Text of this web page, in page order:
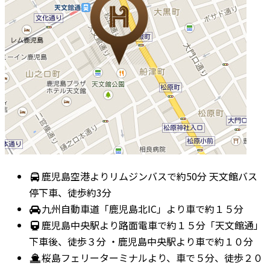
鹿児島空港よりリムジンバスで約50分 天文館バス
停下車、徒歩約3分
九州自動車道「鹿児島北IC」より車で約１５分
鹿児島中央駅より路面電車で約１５分「天文館通」
下車後、徒歩３分 ・鹿児島中央駅より車で約１０分
桜島フェリーターミナルより、車で５分、徒歩２０